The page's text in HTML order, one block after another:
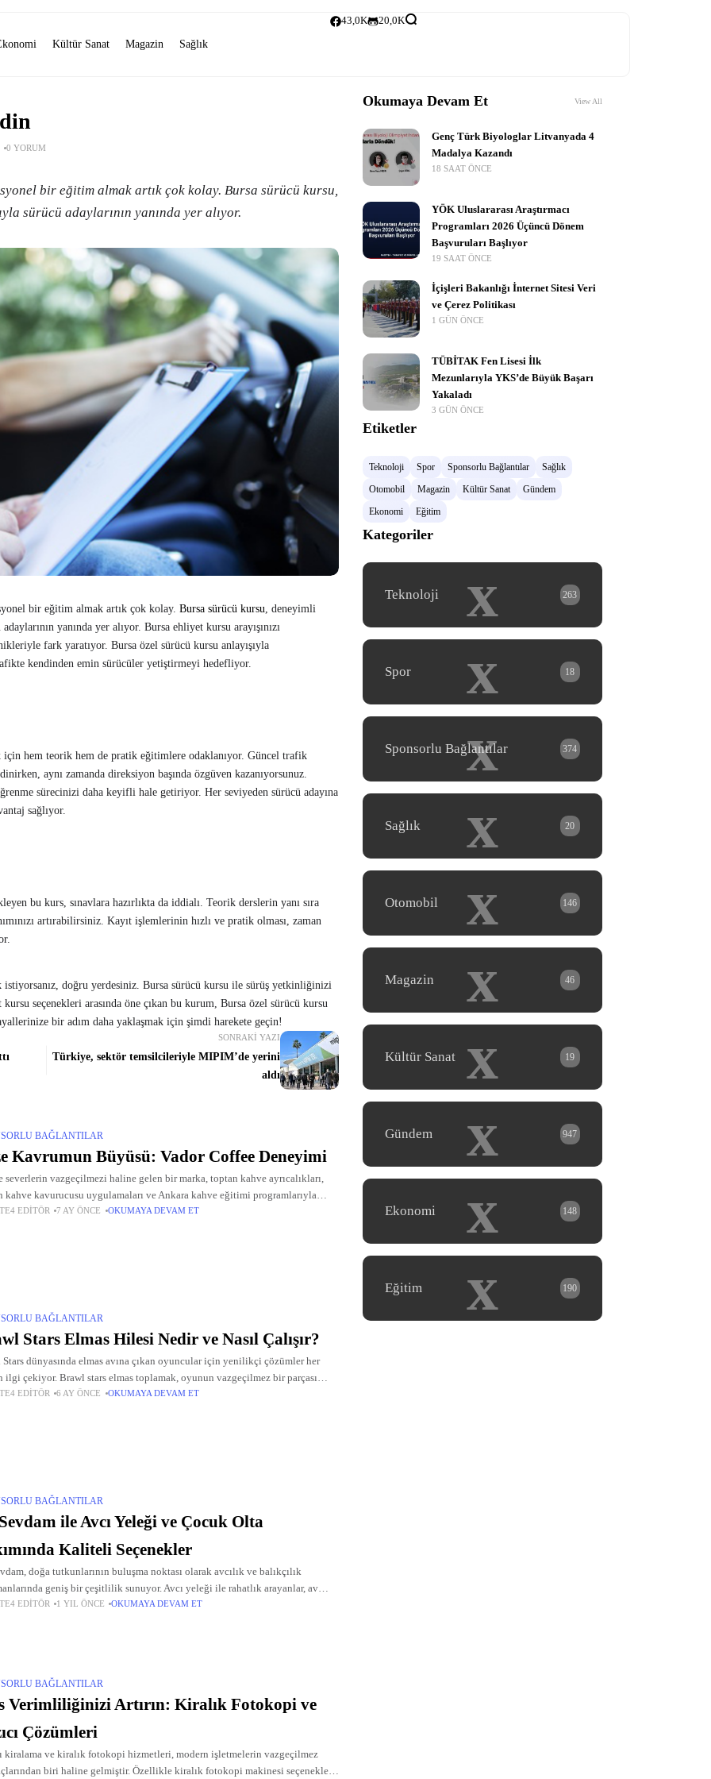
Kültür Sanat Magazin Sağlık
43,0K 20,0K
0 YORUM
bir eğitim almak artık çok kolay. Bursa sürücü kursu,
sürücü adaylarının yanında yer alıyor.
bir eğitim almak artık çok kolay. Bursa sürücü kursu, deneyimli
yanında yer alıyor. Bursa ehliyet kursu arayışınızı
fark yaratıyor. Bursa özel sürücü kursu anlayışıyla
kendinden emin sürücüler yetiştirmeyi hedefliyor.
hem teorik hem de pratik eğitimlere odaklanıyor. Güncel trafik
aynı zamanda direksiyon başında özgüven kazanıyorsunuz.
sürecinizi daha keyifli hale getiriyor. Her seviyeden sürücü adayına
sağlıyor.
bu kurs, sınavlara hazırlıkta da iddialı. Teorik derslerin yanı sıra
artırabilirsiniz. Kayıt işlemlerinin hızlı ve pratik olması, zaman
doğru yerdesiniz. Bursa sürücü kursu ile sürüş yetkinliğinizi
seçenekleri arasında öne çıkan bu kurum, Bursa özel sürücü kursu
bir adım daha yaklaşmak için şimdi harekete geçin!
SONRAKI YAZI
Türkiye, sektör temsilcileriyle MIPIM’de yerini
aldı
BAĞLANTILAR
Kavrumun Büyüsü: Vador Coffee Deneyimi
severlerin vazgeçilmezi haline gelen bir marka, toptan kahve ayrıcalıkları,
kahve kavurucusu uygulamaları ve Ankara kahve eğitimi programlarıyla
çekiyor. Haftalık taze kavrumlar ve işletmelere özel çözümlerle kahveyi bir
EDITÖR 7 AY ÖNCE OKUMAYA DEVAM ET
BAĞLANTILAR
Stars Elmas Hilesi Nedir ve Nasıl Çalışır?
dünyasında elmas avına çıkan oyuncular için yenilikçi çözümler her
ilgi çekiyor. Brawl stars elmas toplamak, oyunun vazgeçilmez bir parçası
gelirken, brawl stars elmas hilesi seçenekleri de
EDITÖR 6 AY ÖNCE OKUMAYA DEVAM ET
BAĞLANTILAR
ile Avcı Yeleği ve Çocuk Olta
Kaliteli Seçenekler
doğa tutkunlarının buluşma noktası olarak avcılık ve balıkçılık
geniş bir çeşitlilik sunuyor. Avcı yeleği ile rahatlık arayanlar, av
ile keskin bir performans isteyenler ve çocuk olta
EDITÖR 1 YIL ÖNCE OKUMAYA DEVAM ET
BAĞLANTILAR
Verimliliğinizi Artırın: Kiralık Fotokopi ve
Çözümleri
kiralama ve kiralık fotokopi hizmetleri, modern işletmelerin vazgeçilmez
biri haline gelmiştir. Özellikle kiralık fotokopi makinesi seçenekleri
Okumaya Devam Et View All
Genç Türk Biyologlar Litvanyada 4
Madalya Kazandı
18 SAAT ÖNCE
YÖK Uluslararası Araştırmacı
Programları 2026 Üçüncü Dönem
Başvuruları Başlıyor
19 SAAT ÖNCE
İçişleri Bakanlığı İnternet Sitesi Veri
ve Çerez Politikası
1 GÜN ÖNCE
TÜBİTAK Fen Lisesi İlk
Mezunlarıyla YKS’de Büyük Başarı
Yakaladı
3 GÜN ÖNCE
Etiketler
Teknoloji Spor Sponsorlu Bağlantılar
Sağlık
Otomobil
Magazin Kültür Sanat
Gündem
Ekonomi
Eğitim
Kategoriler
x
Teknoloji 263
x
Spor 18
x
Sponsorlu Bağlantılar 374
x
Sağlık 20
x
Otomobil 146
x
Magazin 46
x
Kültür Sanat 19
x
Gündem 947
x
Ekonomi 148
x
Eğitim 190